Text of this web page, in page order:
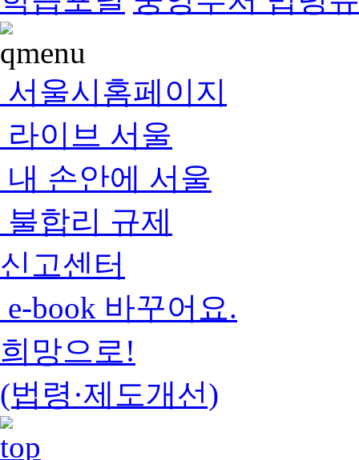
서울시홈페이지
라이브 서울
내 손안에 서울
불합리 규제
신고센터
e-book 바꾸어요.
희망으로!
(법령·제도개선)